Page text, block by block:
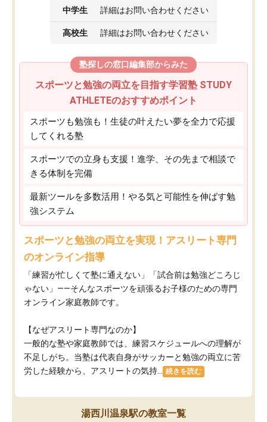
中学生 詳細はお問い合わせください
高校生 詳細はお問い合わせください
塾探しの窓口編集部からみた
スポーツと勉強の両立を目指す学習塾 STUDY
ATHLETEのおすすめポイント
スポーツも勉強も！生徒の叶えたい夢を全力で応援
してくれる塾
スポーツでの立身も支援！進学、その先まで相談で
きる体制を完備
最新ツールを多数活用！やる気と可能性を伸ばす勉
強システム
スポーツと勉強の両立を実現！アスリート専門
のオンライン指導
「練習が忙しくて塾に通えない」「試合前は勉強どころじ
ゃない」——そんなスポーツを頑張るお子様のための専門
オンライン家庭教師です。
【なぜアスリート専門なのか】
一般的な塾や家庭教師では、練習スケジュールへの理解が
不足しがち。当塾は代表自身がサッカーと勉強の両立に苦
労した経験から、アスリートの気持...
続きを読む
湯西川温泉駅の教室一覧